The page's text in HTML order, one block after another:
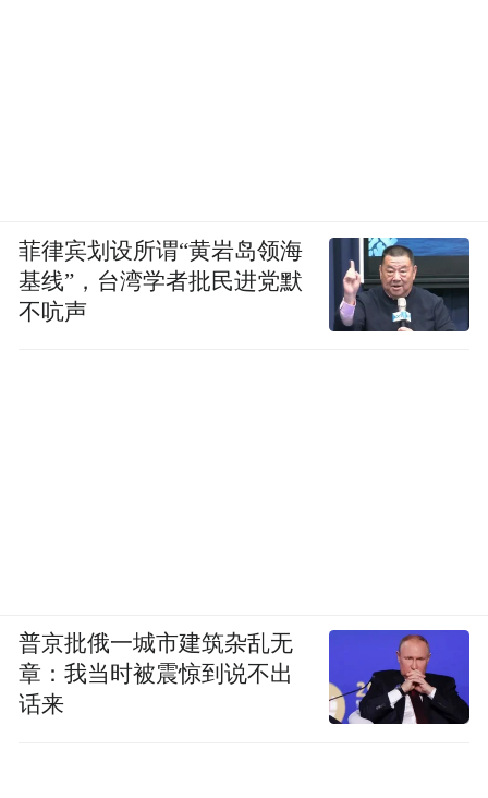
菲律宾划设所谓“黄岩岛领海
基线”，台湾学者批民进党默
不吭声
普京批俄一城市建筑杂乱无
章：我当时被震惊到说不出
话来